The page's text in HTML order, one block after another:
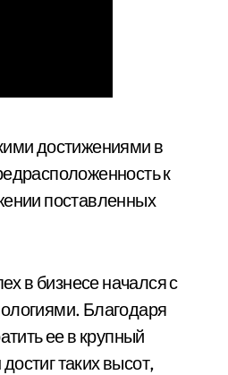
достижениями в
к
поставленных
в бизнесе начался с
Благодаря
ее в крупный
таких высот,